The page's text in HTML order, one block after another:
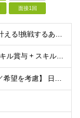
面接1回
＼未経験からWeb業界で夢を叶える!挑戦するあなたを全力サポート／ ★学歴・経験不問! ★未経験・クリエイティブ系スクール卒業生・第二新卒歓迎! ★社会人未経験OK! ★将来の幹部候補採用 『PCに
月給30万円〜月給70万円 + スキル賞与 + スキルインセンティブ ※研修期間は有期雇用契約社員 ※プロジェクトによって異なる ※上記には(固定残業代¥44,369/30時間)を含む ※エリアによ
【フルリモート可／転勤なし／希望を考慮】 日本47都道府県、どこでも就業可能！ (東京支社、群馬本社、北海道支社、宮城支社、愛知支社、大阪支社、福岡支社、千葉支店、神奈川支店、茨城支店、新潟支店、長野